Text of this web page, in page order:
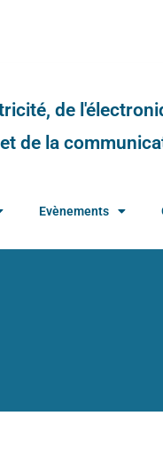
de
de la
Evènements